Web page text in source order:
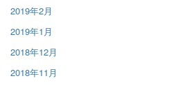
2019年2月
2019年1月
2018年12月
2018年11月